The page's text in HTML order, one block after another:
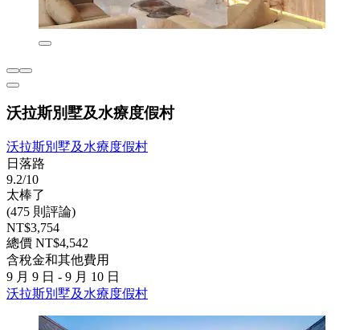
沃拉斯別墅及水療度假村
沃拉斯別墅及水療度假村
日落路
9.2/10
太棒了
(475 則評論)
NT$3,754
總價 NT$4,542
含稅金和其他費用
9 月 9 日 - 9 月 10 日
沃拉斯別墅及水療度假村